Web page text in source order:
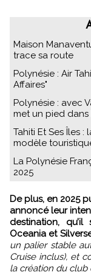
Maison
trace sa route
Polynésie : Air
Affaires"
Polynésie : avec
met un pied
Tahiti Et Ses Îles
modèle
La Polynésie
2025
De plus, en 2025 puis 2026, certaines compagnies ont déjà
annoncé leur
destination, qu’il
Oceania et
un palier stable
Cruise inclus), et
la création du club